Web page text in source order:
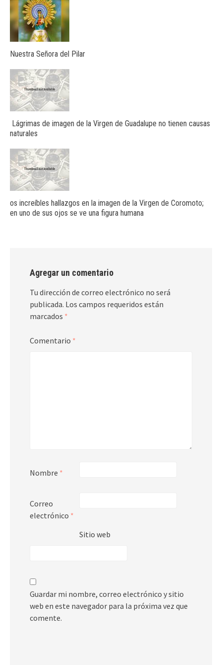
Nuestra Señora del Pilar
Lágrimas de imagen de la Virgen de Guadalupe no tienen causas
naturales
os increíbles hallazgos en la imagen de la Virgen de Coromoto;
en uno de sus ojos se ve una figura humana
Agregar un comentario
Tu dirección de correo electrónico no será
publicada. Los campos requeridos están
marcados *
Comentario *
Nombre *
Correo
electrónico *
Sitio web
Guardar mi nombre, correo electrónico y sitio
web en este navegador para la próxima vez que
comente.